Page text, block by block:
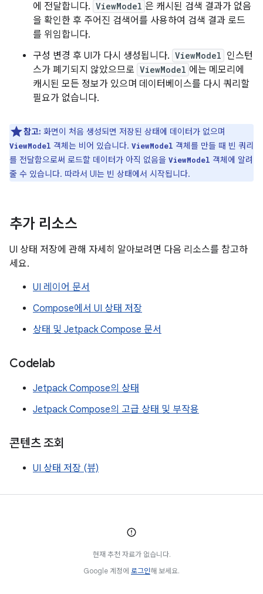
에 전달합니다. ViewModel 은 캐시된 검색 결과가 없음
을 확인한 후 주어진 검색어를 사용하여 검색 결과 로드
를 위임합니다.
구성 변경 후 UI가 다시 생성됩니다. ViewModel 인스턴
스가 폐기되지 않았으므로 ViewModel 에는 메모리에
캐시된 모든 정보가 있으며 데이터베이스를 다시 쿼리할
필요가 없습니다.
참고: 화면이 처음 생성되면 저장된 상태에 데이터가 없으며
ViewModel 객체는 비어 있습니다. ViewModel 객체를 만들 때 빈 쿼리
를 전달함으로써 로드할 데이터가 아직 없음을 ViewModel 객체에 알려
줄 수 있습니다. 따라서 UI는 빈 상태에서 시작됩니다.
추가 리소스
UI 상태 저장에 관해 자세히 알아보려면 다음 리소스를 참고하
세요.
UI 레이어 문서
Compose에서 UI 상태 저장
상태 및 Jetpack Compose 문서
Codelab
Jetpack Compose의 상태
Jetpack Compose의 고급 상태 및 부작용
콘텐츠 조회
UI 상태 저장 (뷰)
현재 추천 자료가 없습니다.
Google 계정에 로그인해 보세요.